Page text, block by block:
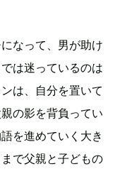
なって、男が助け
は迷っているのは
は、自分を置いて
の影を背負ってい
を進めていく大き
で父親と子どもの